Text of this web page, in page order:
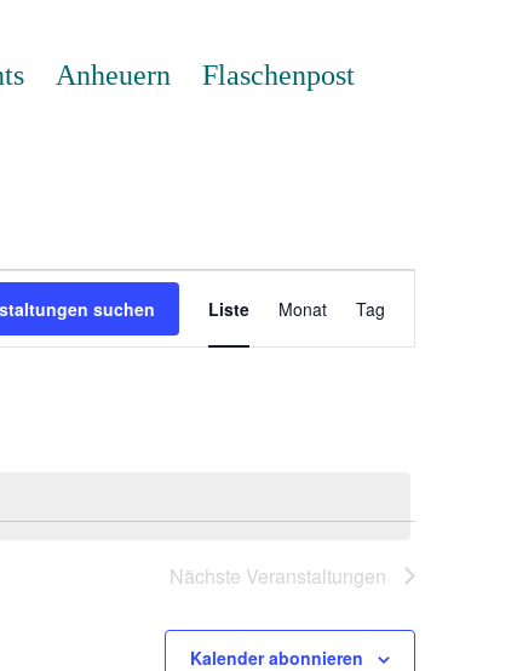
Anheuern Flaschenpost
suchen
Ansichten-
Liste Monat Tag
Nächste Veranstaltungen
Kalender abonnieren